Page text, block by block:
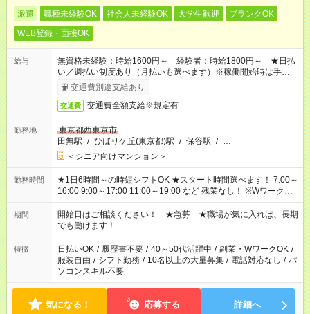
派遣 職種未経験OK 社会人未経験OK 大学生歓迎
ブランクOK
WEB登録・面接OK
給与
無資格未経験：時給1600円～ 経験者：時給1800円～ ★日払
い／週払い制度あり（月払いも選べます）※稼働開始時は手続き
完了次第のお支払いとなります。
交通費別途支給あり
交通費 交通費全額支給※規定有
勤務地
東京都西東京市
田無駅 / ひばりケ丘(東京都)駅 / 保谷駅 / …
＜シニア向けマンション＞
勤務時間
★1日6時間～の時短シフトOK ★スタート時間選べます！ 7:00～
16:00 9:00～17:00 11:00～19:00 など 残業なし！ ※Wワークの
場合、他のお仕事と合わせ週40時間超の就業はご案内できませ
ん ※法令に基づき、週20時間以上勤務は社会保険への加入対象
となります ※労働者派遣法（日雇い派遣の原則禁止）により、
短時間・短期間の就業はご案内が難しい場合があります
期間
開始日はご相談ください！ ★急募 ★職場が気に入れば、長期
でも働けます！
特徴 日払いOK / 履歴書不要 / 40～50代活躍中 / 副業・WワークOK /
服装自由 / シフト勤務 / 10名以上の大量募集 / 電話対応なし / パ
ソコンスキル不要
気になる！ 応募する 詳細へ